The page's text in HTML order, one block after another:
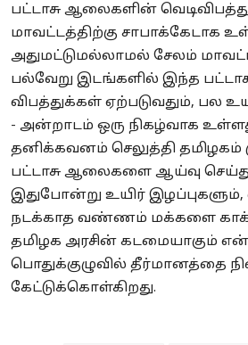
பட்டாசு ஆலைகளின்
மாவட்டத்திற்கு சாபாக்கேடாக
அதுமட்டுமல்லாமல் சேலம்
பல்வேறு இடங்களில் இந்த
விபத்துக்கள் ஏற்படுவதும், பல
- அன்றாடம் ஒரு நிகழ்வாக
தனிக்கவனம் செலுத்தி தமிழகம்
பட்டாசு ஆலைகளை ஆய்வு
இதுபோன்று உயிர் இழப்புகளும்,
நடக்காத வண்ணம் மக்களை
தமிழக அரசின் கடமையாகும்
பொதுக்குழுவில் தீர்மானத்தை
கேட்டுக்கொள்கிறது.